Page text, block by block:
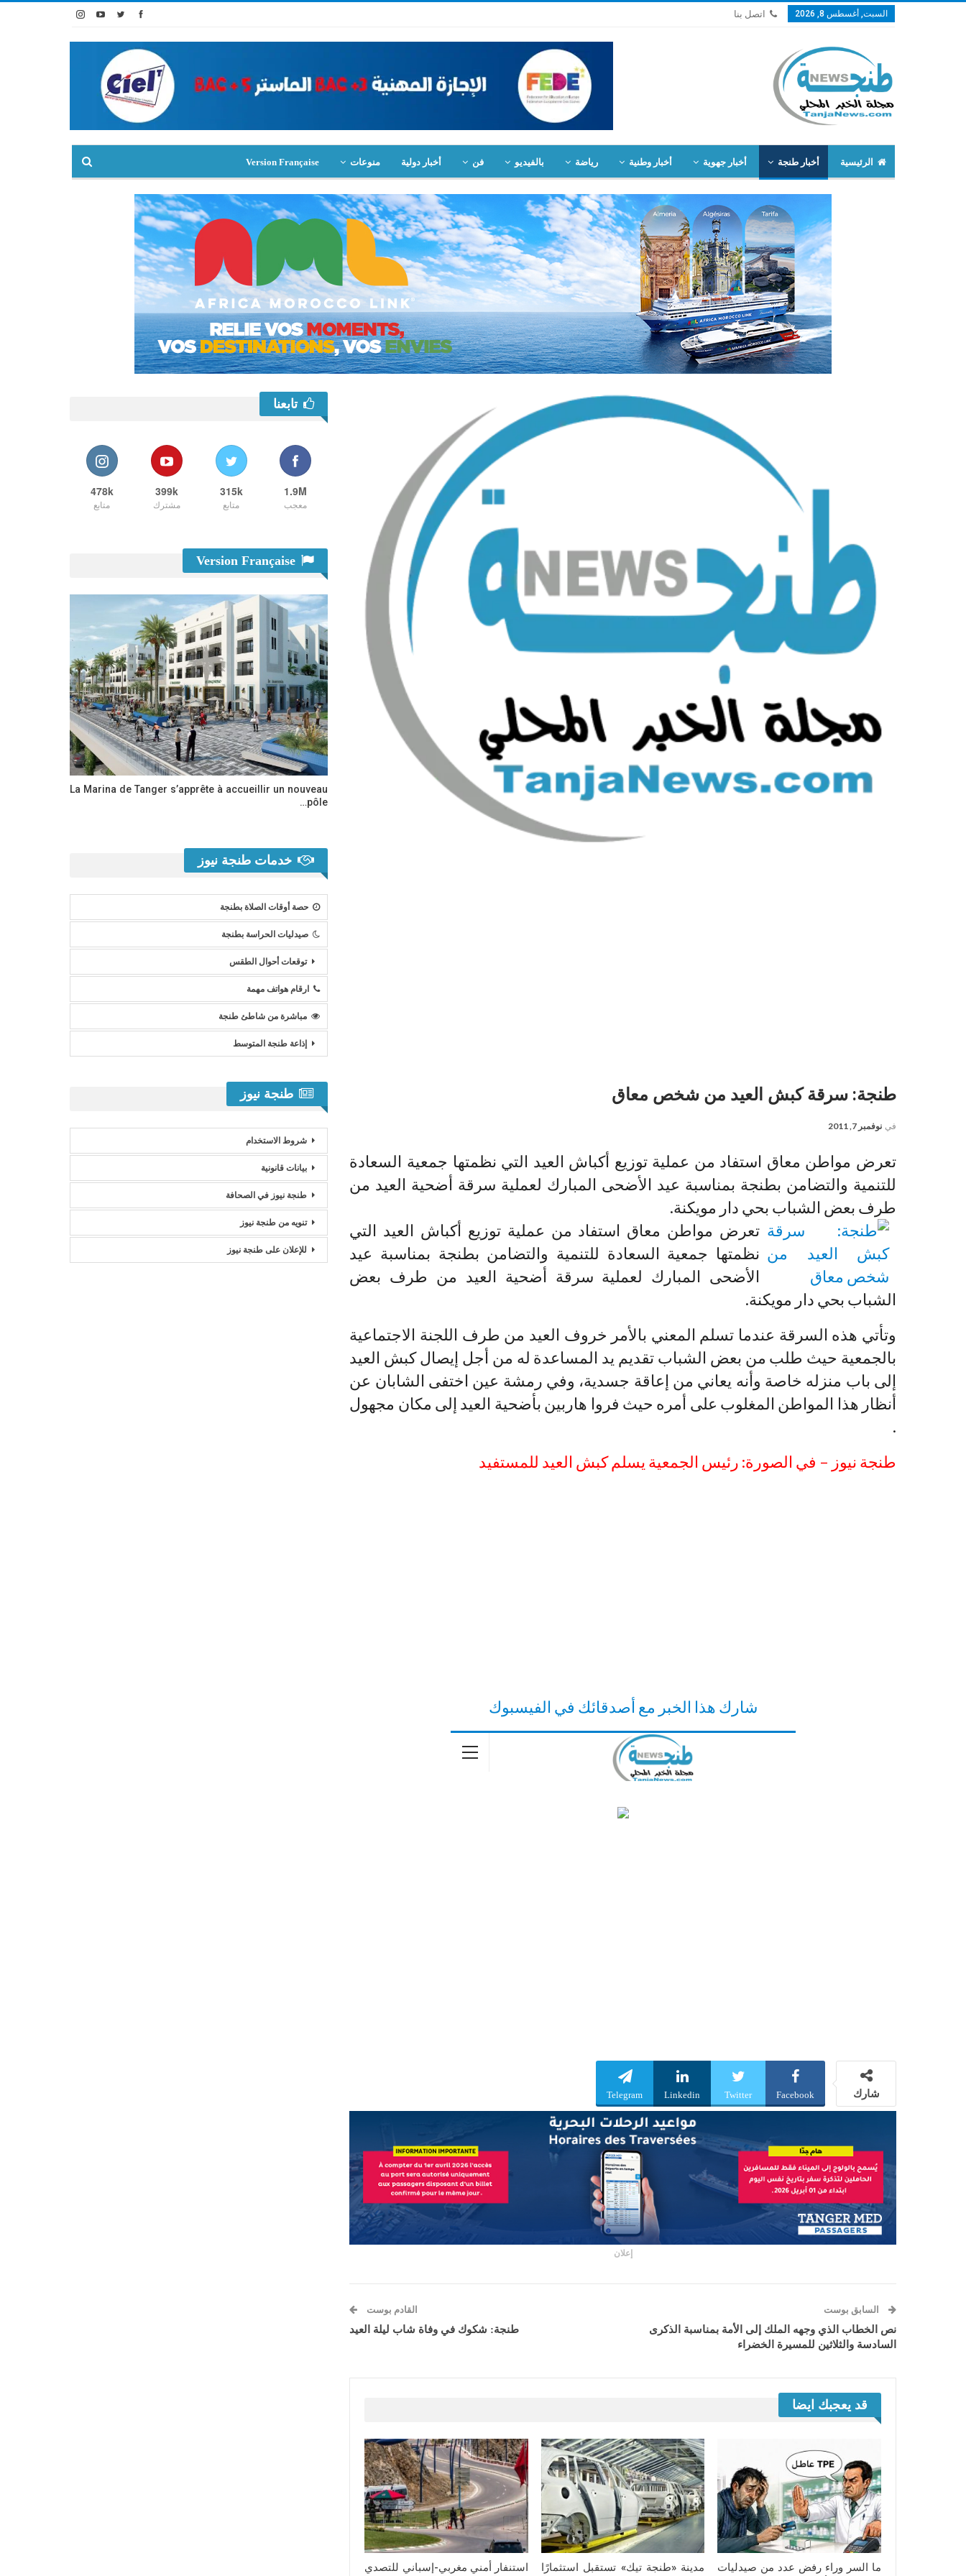
السبت, أغسطس 8, 2026 اتصل بنا
الرئيسية أخبار طنجة أخبار جهوية أخبار وطنية رياضة بالفيديو فن أخبار دولية منوعات Version Française
طنجة: سرقة كبش العيد من شخص معاق
في نوفمبر 7, 2011
تعرض مواطن معاق استفاد من عملية توزيع أكباش العيد التي نظمتها جمعية السعادة
للتنمية والتضامن بطنجة بمناسبة عيد الأضحى المبارك لعملية سرقة أضحية العيد من
طرف بعض الشباب بحي دار مويكنة.
تعرض مواطن معاق استفاد من عملية توزيع أكباش العيد التي
نظمتها جمعية السعادة للتنمية والتضامن بطنجة بمناسبة عيد
الأضحى المبارك لعملية سرقة أضحية العيد من طرف بعض
الشباب بحي دار مويكنة.
وتأتي هذه السرقة عندما تسلم المعني بالأمر خروف العيد من طرف اللجنة الاجتماعية
بالجمعية حيث طلب من بعض الشباب تقديم يد المساعدة له من أجل إيصال كبش العيد
إلى باب منزله خاصة وأنه يعاني من إعاقة جسدية، وفي رمشة عين اختفى الشابان عن
أنظار هذا المواطن المغلوب على أمره حيث فروا هاربين بأضحية العيد إلى مكان مجهول
.
طنجة نيوز – في الصورة: رئيس الجمعية يسلم كبش العيد للمستفيد
شارك هذا الخبر مع أصدقائك في الفيسبوك
شارك Facebook
Twitter
Linkedin
Telegram
إعلان
السابق بوست
نص الخطاب الذي وجهه الملك إلى الأمة بمناسبة الذكرى
السادسة والثلاثين للمسيرة الخضراء
القادم بوست
طنجة: شكوك في وفاة شاب ليلة العيد
قد يعجبك ايضا
ما السر وراء رفض عدد من صيدليات
مدينة «طنجة تيك» تستقبل استثمارًا
استنفار أمني مغربي-إسباني للتصدي
تابعنا
1.9M
معجب
315k
متابع
399k
مشترك
478k
متابع
La Marina de Tanger s’apprête à accueillir un nouveau
pôle…
خدمات طنجة نيوز
حصة أوقات الصلاة بطنجة
صيدليات الحراسة بطنجة
توقعات أحوال الطقس
ارقام هواتف مهمة
مباشرة من شاطئ طنجة
إذاعة طنجة المتوسط
طنجة نيوز
شروط الاستخدام
بيانات قانونية
طنجة نيوز في الصحافة
تنويه من طنجة نيوز
للإعلان على طنجة نيوز